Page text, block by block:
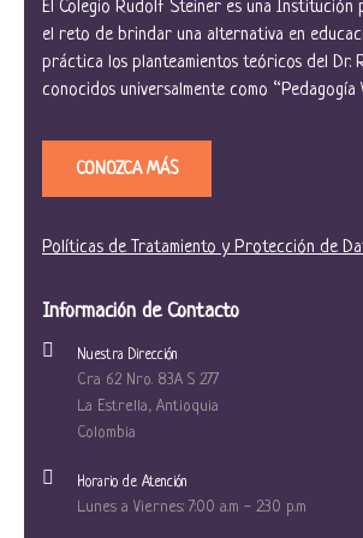
El Colegio Rudolf Steiner es una Institución
el reto de brindar una alternativa en
práctica los planteamientos teóricos del Dr.
conocidos universalmente como “Pedagogía
CONOZCA MÁS
Políticas de Tratamiento y Protección de
Información de Contacto
Nuestra Dirección
Cra 62 Nro. 83A S 277
La Estrella, Antioquia
Colombia
Horario de Atención
Lunes a Viernes: 7:00 a.m - 2:30 p.m